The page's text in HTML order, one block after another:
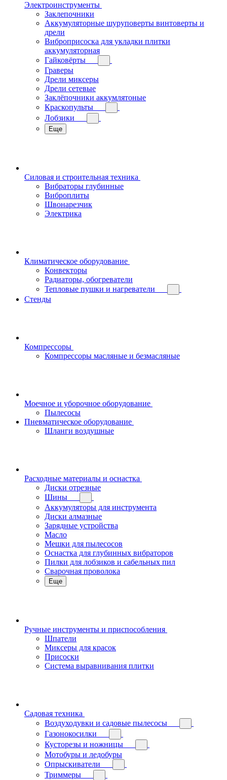
Электроинструменты
Заклепочники
Аккумуляторные шуруповерты винтоверты и
дрели
Виброприсоска для укладки плитки
аккумуляторная
Гайковёрты
Граверы
Дрели миксеры
Дрели сетевые
Заклёпочники аккумлятоные
Краскопульты
Лобзики
Еще
Силовая и строительная техника
Вибраторы глубинные
Виброплиты
Швонарезчик
Электрика
Климатическое оборудование
Конвекторы
Радиаторы, обогреватели
Тепловые пушки и нагреватели
Стенды
Компрессоры
Компрессоры масляные и безмасляные
Моечное и уборочное оборудование
Пылесосы
Пневматическое оборудование
Шланги воздушные
Расходные материалы и оснастка
Диски отрезные
Шины
Аккумуляторы для инструмента
Диски алмазные
Зарядные устройства
Масло
Мешки для пылесосов
Оснастка для глубинных вибраторов
Пилки для лобзиков и сабельных пил
Сварочная проволока
Еще
Ручные инструменты и приспособления
Шпатели
Миксеры для красок
Присоски
Система выравнивания плитки
Садовая техника
Воздуходувки и садовые пылесосы
Газонокосилки
Кусторезы и ножницы
Мотобуры и ледобуры
Опрыскиватели
Триммеры